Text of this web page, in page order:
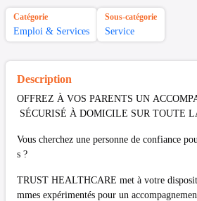
Catégorie
Emploi & Services
Sous-catégorie
Service
Description
OFFREZ À VOS PARENTS UN
SÉCURISÉ À DOMICILE SUR TOUTE
Vous cherchez une personne de confiance
s ?
TRUST HEALTHCARE met à votre
mmes expérimentés pour un